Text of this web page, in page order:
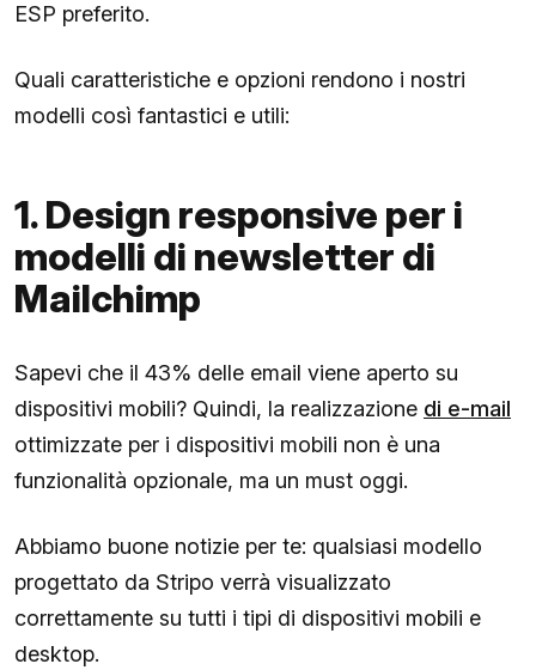
ESP preferito.
Quali caratteristiche e opzioni rendono i nostri
modelli così fantastici e utili:
1. Design responsive per i
modelli di newsletter di
Mailchimp
Sapevi che il 43% delle email viene aperto su
dispositivi mobili? Quindi, la realizzazione di e-mail
ottimizzate per i dispositivi mobili non è una
funzionalità opzionale, ma un must oggi.
Abbiamo buone notizie per te: qualsiasi modello
progettato da Stripo verrà visualizzato
correttamente su tutti i tipi di dispositivi mobili e
desktop.